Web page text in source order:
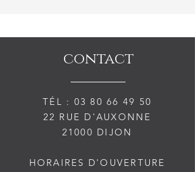
contact
TÉL : 03 80 66 49 50
22 RUE D'AUXONNE
21000 DIJON
HORAIRES D'OUVERTURE